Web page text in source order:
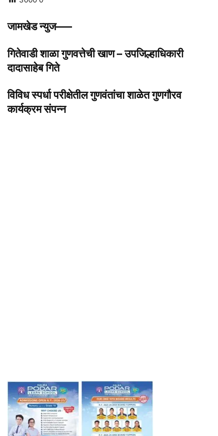
जामखेड न्युज—–
गितेवाडी शाळा गुणवत्तेची खाण – उपजिल्हाधिकारी
दादासाहेब गिते
विविध स्पर्धा परीक्षेतील गुणवंतांचा शाळेत गुणगौरव
कार्यक्रम संपन्न